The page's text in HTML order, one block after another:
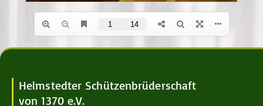
Helmstedter Schützenbrüderschaft
von 1370 e.V.